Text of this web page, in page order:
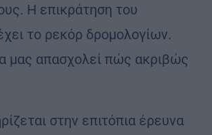
Η επικράτηση του
το ρεκόρ δρομολογίων.
μας απασχολεί πώς ακριβώς
στην επιτόπια έρευνα